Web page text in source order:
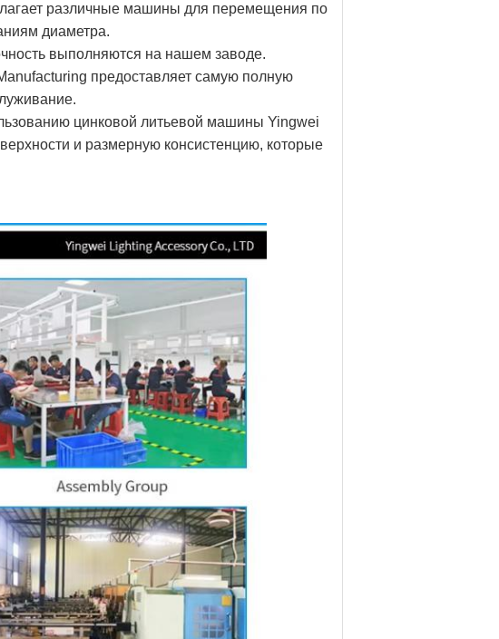
различные машины для перемещения по
диаметра.
выполняются на нашем заводе.
предоставляет самую полную
цинковой литьевой машины Yingwei
и размерную консистенцию, которые